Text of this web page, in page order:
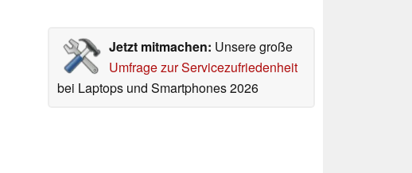
Jetzt mitmachen: Unsere große
Umfrage zur Servicezufriedenheit
bei Laptops und Smartphones 2026